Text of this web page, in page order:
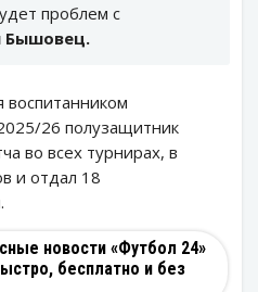
проблем с
Бышовец.
воспитанником
26 полузащитник
во всех турнирах, в
и отдал 18
новости «Футбол 24»
бесплатно и без